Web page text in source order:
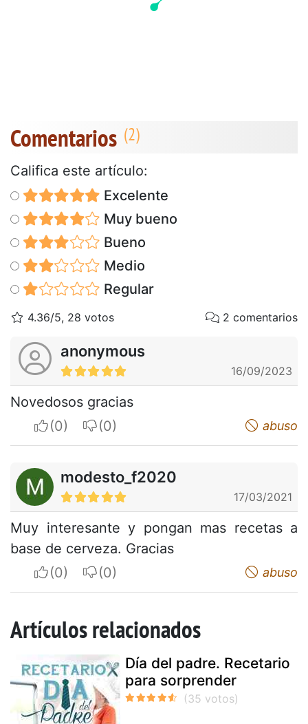
Comentarios
Califica este artículo:
Excelente
Muy bueno
Bueno
Medio
Regular
4.36/5, 28 votos 2 comentarios
anonymous
16/09/2023
Novedosos gracias
I apreciateI do not appreciate abuso
modesto_f2020
17/03/2021
Muy interesante y pongan mas recetas a
base de cerveza. Gracias
I apreciateI do not appreciate abuso
Artículos relacionados
Día del padre. Recetario
para sorprender